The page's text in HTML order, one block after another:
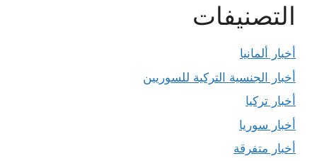
التصنيفات
أخبار ألمانيا
أخبار الجنسية التركية للسوريين
أخبار تركيا
أخبار سوريا
أخبار متفرقة